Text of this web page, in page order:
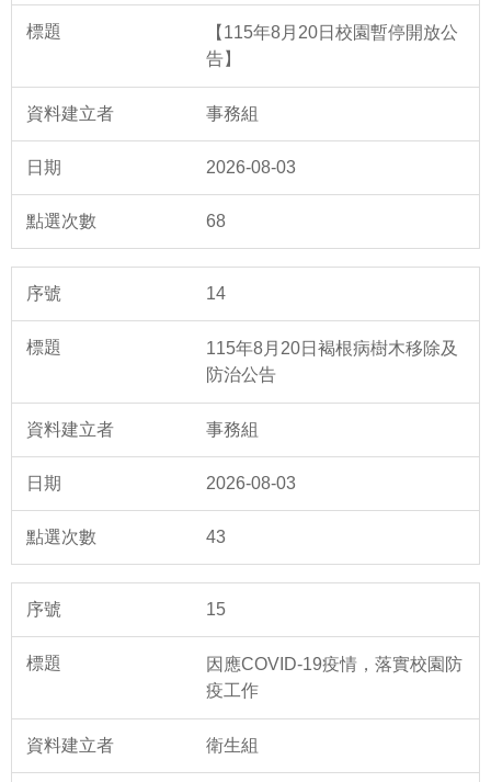
【115年8月20日校園暫停開放公
告】
事務組
2026-08-03
68
14
115年8月20日褐根病樹木移除及
防治公告
事務組
2026-08-03
43
15
因應COVID-19疫情，落實校園防
疫工作
衛生組